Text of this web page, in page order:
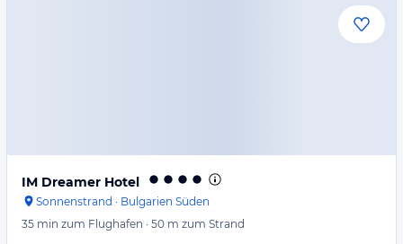
IM Dreamer Hotel
Sonnenstrand · Bulgarien Süden
35 min zum Flughafen · 50 m zum Strand